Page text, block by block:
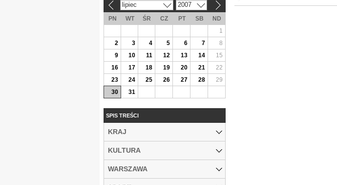
lipiec 2007
PN WT ŚR CZ PT SB
ND
1
2
3 4 5 6 7
8
9
10 11 12 13 14
15
16
17 18 19 20 21
22
23
24 25 26 27 28
29
30
31
SPIS TREŚCI
KRAJ
KULTURA
WARSZAWA